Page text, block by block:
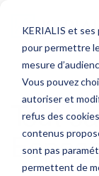
KERIALIS et
pour permettre
mesure
Vous pouvez
autoriser et
refus des
contenus
sont pas
permettent de
Tout